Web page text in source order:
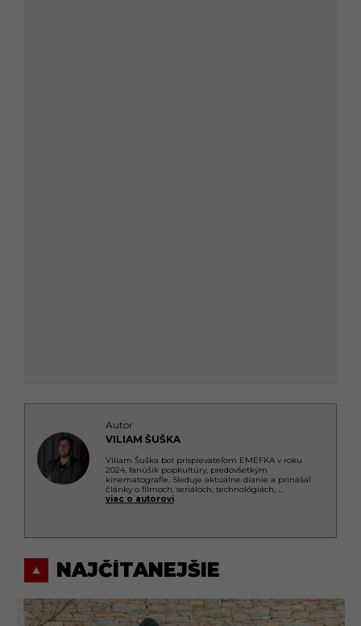
Autor
VILIAM ŠUŠKA
Viliam Šuška bol prispievateľom EMEFKA v roku
2024, fanúšik popkultúry, predovšetkým
kinematografie. Sleduje aktuálne dianie a prinášal
články o filmoch, seriáloch, technológiách, ...
viac o autorovi
NAJČÍTANEJŠIE